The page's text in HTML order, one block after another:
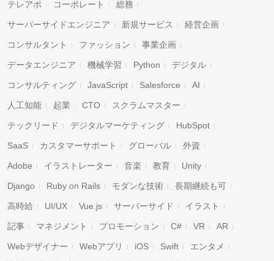
テレアポ コーポレート 総務
サーバーサイドエンジニア 新規サービス 経営企画
コンサルタント ファッション 事業企画
データエンジニア 機械学習 Python デジタル
コンサルティング JavaScript Salesforce AI
人工知能 起業 CTO スクラムマスター
テックリード デジタルマーケティング HubSpot
SaaS カスタマーサポート グローバル 外資
Adobe イラストレーター 音楽 教育 Unity
Django Ruby on Rails モダンな技術 長期継続も可
高時給 UI/UX Vue.js サーバーサイド イラスト
記事 マネジメント プロモーション C# VR AR
Webデザイナー Webアプリ iOS Swift エンタメ